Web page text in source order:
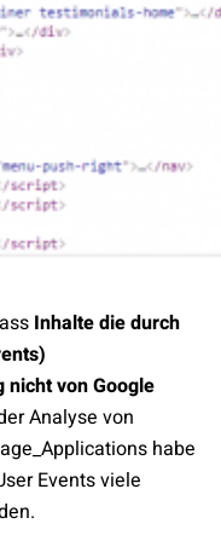
Inhalte die durch
von Google
Analyse von
habe
Events viele